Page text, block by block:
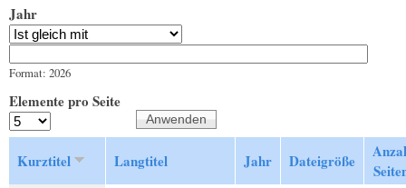
Jahr
Format: 2026
Elemente pro Seite
Kurztitel Langtitel Jahr Dateigröße